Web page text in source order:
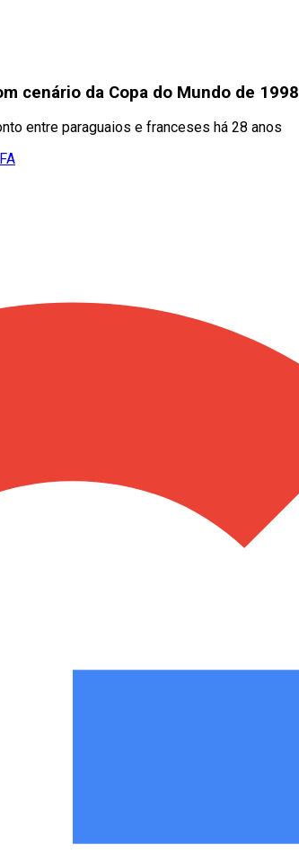
cenário da Copa do Mundo de 1998
entre paraguaios e franceses há 28 anos